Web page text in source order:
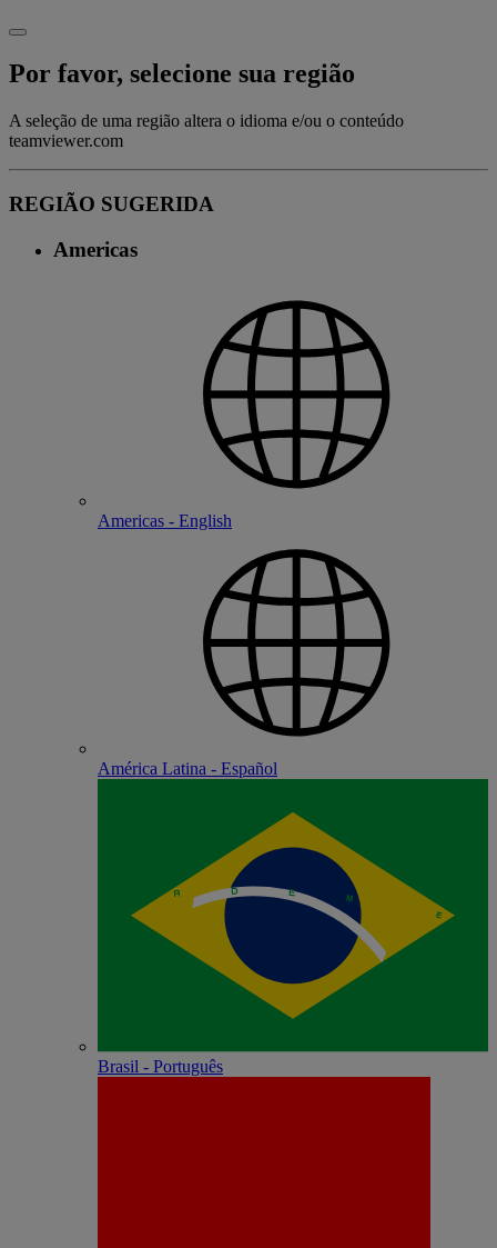
Por favor, selecione sua região
A seleção de uma região altera o idioma e/ou o conteúdo
teamviewer.com
REGIÃO SUGERIDA
Americas
Americas - English
América Latina - Español
Brasil - Português